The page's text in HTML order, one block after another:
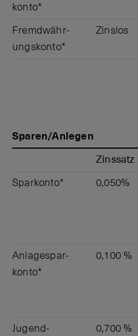
konto*
Fremd­währ­
ungs­konto*
Zinslos
Sparen/Anlegen
Zinssatz
Spar­konto*
0,050%
Anlage­spar­
konto*
0,100 %
Jugend­
0,700 %